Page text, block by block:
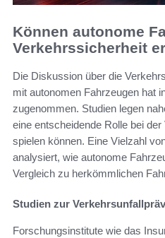
Können autonome
Verkehrssicherheit
Die Diskussion über die
mit autonomen Fahrzeugen hat
zugenommen. Studien legen
eine entscheidende Rolle bei der
spielen können. Eine Vielzahl
analysiert, wie autonome
Vergleich zu herkömmlichen
Studien zur
Forschungsinstitute wie das